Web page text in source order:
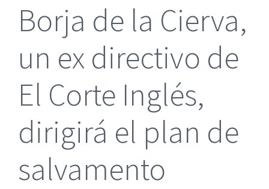
Borja de la Cierva,
un ex directivo de
El Corte Inglés,
dirigirá el plan de
salvamento